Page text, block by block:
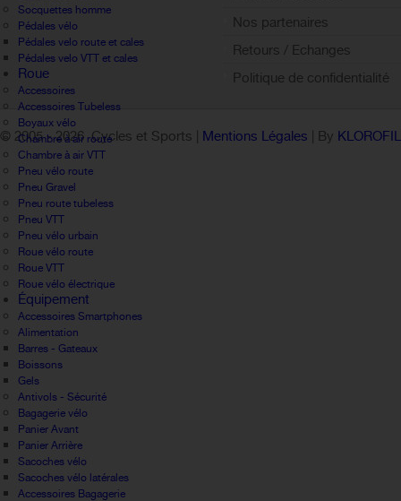
Socquettes homme
Pédales vélo
Pédales velo route et cales
Pédales velo VTT et cales
Roue
Accessoires
Accessoires Tubeless
Boyaux vélo
Chambre à air route
Chambre à air VTT
Pneu vélo route
Pneu Gravel
Pneu route tubeless
Pneu VTT
Pneu vélo urbain
Roue vélo route
Roue VTT
Roue vélo électrique
Équipement
Accessoires Smartphones
Alimentation
Barres - Gateaux
Boissons
Gels
Antivols - Sécurité
Bagagerie vélo
Panier Avant
Panier Arrière
Sacoches vélo
Sacoches vélo latérales
Accessoires Bagagerie
Sign out
Nos partenaires
Retours / Echanges
Politique de confidentialité
© 2005 -2026 Cycles et Sports | Mentions Légales | By